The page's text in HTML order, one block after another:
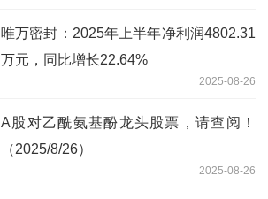
唯万密封：2025年上半年净利润4802.31
万元，同比增长22.64%
2025-08-26
A股对乙酰氨基酚龙头股票，请查阅！
（2025/8/26）
2025-08-26